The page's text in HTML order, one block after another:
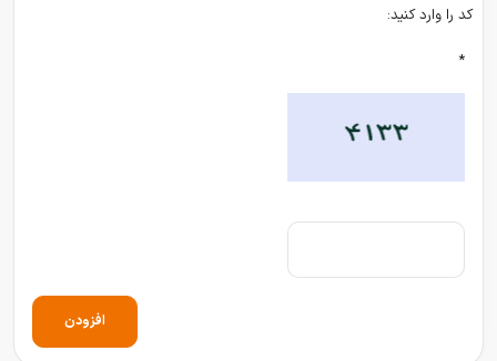
کد را وارد کنید:
*
افزودن